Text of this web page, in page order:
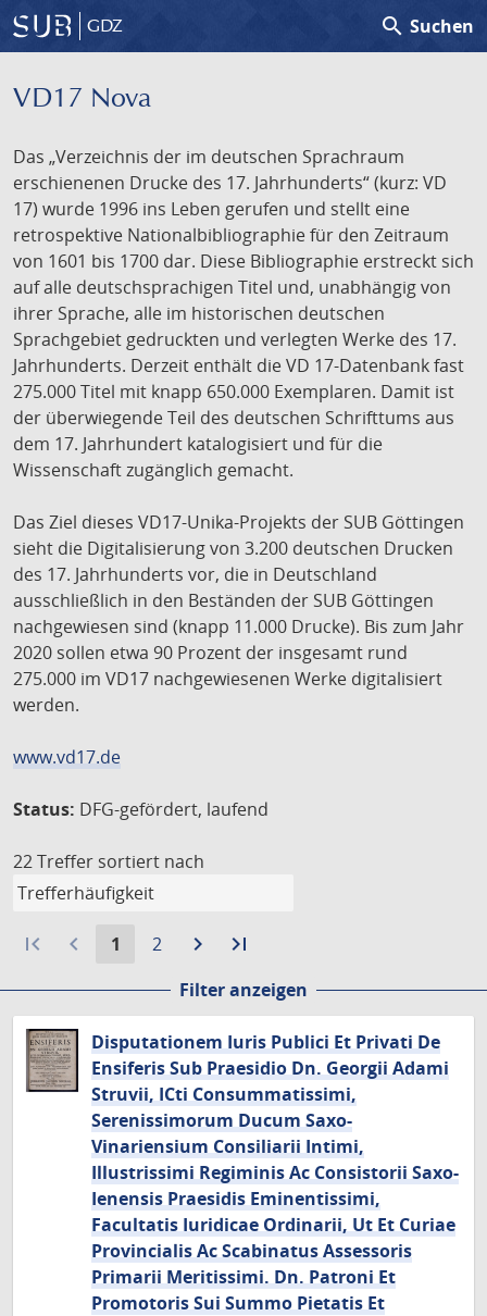
GDZ search Suchen
VD17 Nova
Das „Verzeichnis der im deutschen Sprachraum
erschienenen Drucke des 17. Jahrhunderts“ (kurz: VD
17) wurde 1996 ins Leben gerufen und stellt eine
retrospektive Nationalbibliographie für den Zeitraum
von 1601 bis 1700 dar. Diese Bibliographie erstreckt sich
auf alle deutschsprachigen Titel und, unabhängig von
ihrer Sprache, alle im historischen deutschen
Sprachgebiet gedruckten und verlegten Werke des 17.
Jahrhunderts. Derzeit enthält die VD 17-Datenbank fast
275.000 Titel mit knapp 650.000 Exemplaren. Damit ist
der überwiegende Teil des deutschen Schrifttums aus
dem 17. Jahrhundert katalogisiert und für die
Wissenschaft zugänglich gemacht.
Das Ziel dieses VD17-Unika-Projekts der SUB Göttingen
sieht die Digitalisierung von 3.200 deutschen Drucken
des 17. Jahrhunderts vor, die in Deutschland
ausschließlich in den Beständen der SUB Göttingen
nachgewiesen sind (knapp 11.000 Drucke). Bis zum Jahr
2020 sollen etwa 90 Prozent der insgesamt rund
275.000 im VD17 nachgewiesenen Werke digitalisiert
werden.
www.vd17.de
Status: DFG-gefördert, laufend
22 Treffer sortiert nach
first_page navigate_before
Aktuelle
1
Gehe
Seite
2 navigate_next
Zur
Seite
last_page
Seite
Filter anzeigen
Disputationem Iuris Publici Et Privati De
Ensiferis Sub Praesidio Dn. Georgii Adami
Struvii, ICti Consummatissimi,
Serenissimorum Ducum Saxo-
Vinariensium Consiliarii Intimi,
Illustrissimi Regiminis Ac Consistorii Saxo-
Ienensis Praesidis Eminentissimi,
Facultatis Iuridicae Ordinarii, Ut Et Curiae
Provincialis Ac Scabinatus Assessoris
Primarii Meritissimi. Dn. Patroni Et
Promotoris Sui Summo Pietatis Et